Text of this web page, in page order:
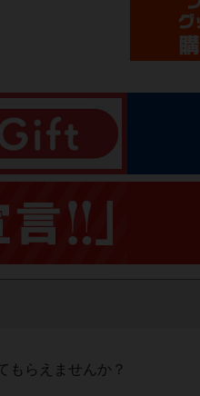
もらえませんか？